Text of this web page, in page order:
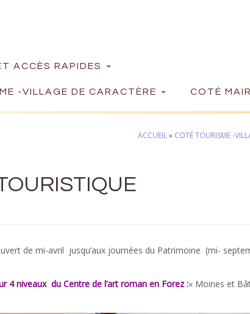
ACCÈS RAPIDES
-VILLAGE DE CARACTÈRE COTÉ
ACCUEIL» COTÉ TOURISME -
de mi-avril jusqu’aux journées du Patrimoine (mi-
4 niveaux du Centre de l’art roman en Forez :« Moines et